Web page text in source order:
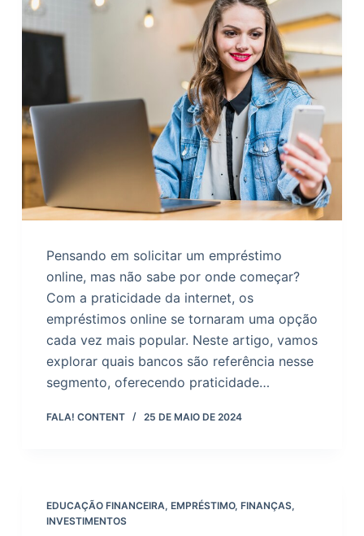
Pensando em solicitar um empréstimo
online, mas não sabe por onde começar?
Com a praticidade da internet, os
empréstimos online se tornaram uma opção
cada vez mais popular. Neste artigo, vamos
explorar quais bancos são referência nesse
segmento, oferecendo praticidade…
FALA! CONTENT 25 DE MAIO DE 2024
EDUCAÇÃO FINANCEIRA, EMPRÉSTIMO, FINANÇAS,
INVESTIMENTOS